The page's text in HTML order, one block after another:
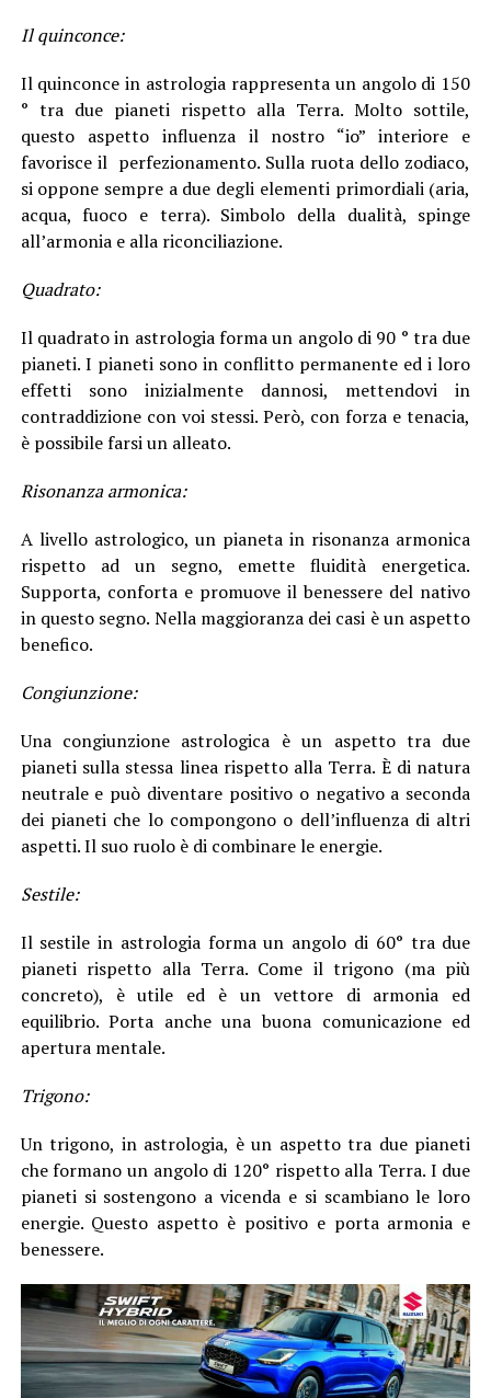
Il quinconce:
Il quinconce in astrologia rappresenta un angolo di 150
° tra due pianeti rispetto alla Terra. Molto sottile,
questo aspetto influenza il nostro “io” interiore e
favorisce il perfezionamento. Sulla ruota dello zodiaco,
si oppone sempre a due degli elementi primordiali (aria,
acqua, fuoco e terra). Simbolo della dualità, spinge
all’armonia e alla riconciliazione.
Quadrato:
Il quadrato in astrologia forma un angolo di 90 ° tra due
pianeti. I pianeti sono in conflitto permanente ed i loro
effetti sono inizialmente dannosi, mettendovi in
contraddizione con voi stessi. Però, con forza e tenacia,
è possibile farsi un alleato.
Risonanza armonica:
A livello astrologico, un pianeta in risonanza armonica
rispetto ad un segno, emette fluidità energetica.
Supporta, conforta e promuove il benessere del nativo
in questo segno. Nella maggioranza dei casi è un aspetto
benefico.
Congiunzione:
Una congiunzione astrologica è un aspetto tra due
pianeti sulla stessa linea rispetto alla Terra. È di natura
neutrale e può diventare positivo o negativo a seconda
dei pianeti che lo compongono o dell’influenza di altri
aspetti. Il suo ruolo è di combinare le energie.
Sestile:
Il sestile in astrologia forma un angolo di 60° tra due
pianeti rispetto alla Terra. Come il trigono (ma più
concreto), è utile ed è un vettore di armonia ed
equilibrio. Porta anche una buona comunicazione ed
apertura mentale.
Trigono:
Un trigono, in astrologia, è un aspetto tra due pianeti
che formano un angolo di 120° rispetto alla Terra. I due
pianeti si sostengono a vicenda e si scambiano le loro
energie. Questo aspetto è positivo e porta armonia e
benessere.